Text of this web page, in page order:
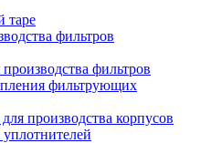
таре
фильтров
фильтров
фильтрующих
производства корпусов